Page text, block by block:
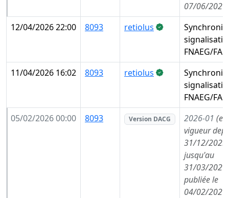
07/06/2026)
12/04/2026 22:00
8093 retiolus
FNAEG/
11/04/2026 16:02
8093 retiolus
FNAEG/
05/02/2026 00:00
8093 Version DACG 2026-01 (en
vigueur
31/12/2025,
jusqu'au
31/03/2026,
publiée le
04/02/2026,